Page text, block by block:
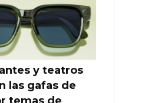
y teatros
las gafas de